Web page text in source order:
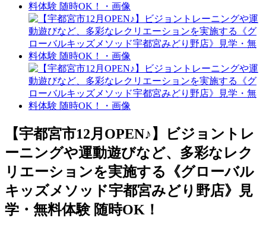
【宇都宮市12月OPEN♪】ビジョントレ
ーニングや運動遊びなど、多彩なレク
リエーションを実施する《グローバル
キッズメソッド宇都宮みどり野店》見
学・無料体験 随時OK！